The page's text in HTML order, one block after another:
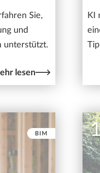
Sie,
und
unterstützt.
lesen
KI
BIM